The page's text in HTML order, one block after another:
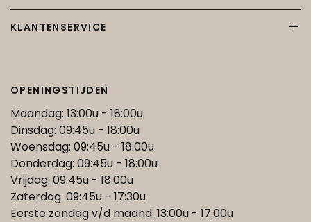
KLANTENSERVICE
OPENINGSTIJDEN
Maandag: 13:00u - 18:00u
Dinsdag: 09:45u - 18:00u
Woensdag: 09:45u - 18:00u
Donderdag: 09:45u - 18:00u
Vrijdag: 09:45u - 18:00u
Zaterdag: 09:45u - 17:30u
Eerste zondag v/d maand: 13:00u - 17:00u